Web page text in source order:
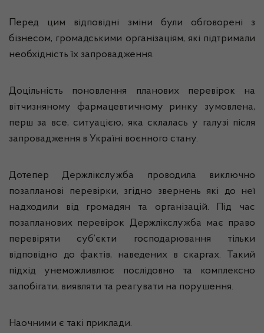
Перед цим відповідні зміни були обговорені з
бізнесом, громадськими організаціям, які підтримали
необхідність їх запровадження.
Доцільність поновлення планових перевірок на
вітчизняному фармацевтичному ринку зумовлена,
перш за все, ситуацією, яка склалась у галузі після
запровадження в Україні воєнного стану.
Дотепер Держлікслужба проводила виключно
позапланові перевірки, згідно звернень які до неї
надходили від громадян та організацій. Під час
позапланових перевірок Держлікслужба має право
перевіряти суб’єкти господарювання тільки
відповідно до фактів, наведених в скаргах. Такий
підхід унеможливлює послідовно та комплексно
запобігати, виявляти та реагувати на порушення.
Наочними є такі приклади.